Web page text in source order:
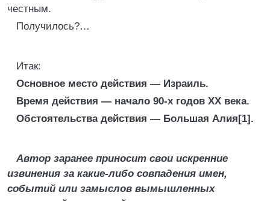
честным.
Получилось?…
Итак:
Основное место действия — Израиль.
Время действия — начало 90-х годов ХХ века.
Обстоятельства действия — Большая Алия[1].
Автор заранее приносит свои искренние
извинения за какие-либо совпадения имен,
событий или замыслов вымышленных